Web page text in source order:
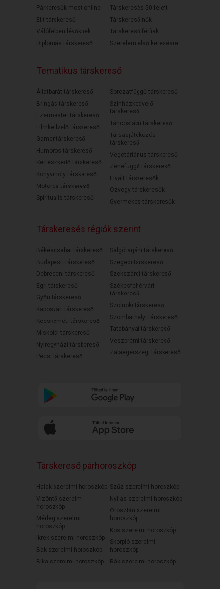
Párkeresők most online
Elit társkereső
Válófélben lévőknek
Diplomás társkereső
Társkeresés 50 felett
Társkereső nők
Társkereső férfiak
Szerelem első keresésre
Tematikus társkereső
Állatbarát társkereső
Bringás társkereső
Ezermester társkereső
Filmkedvelő társkereső
Gamer társkereső
Humoros társkereső
Kertészkedő társkereső
Könyvmoly társkereső
Motoros társkereső
Spirituális társkereső
Sorozatfüggő társkereső
Színházkedvelő
társkereső
Táncoslábú társkereső
Társasjátékozós
társkereső
Vegetáriánus társkereső
Zenefüggő társkereső
Elvált társkeresők
Özvegy társkeresők
Gyermekes társkeresők
Társkeresés régiók szerint
Békéscsabai társkereső
Budapesti társkereső
Debreceni társkereső
Egri társkereső
Győri társkereső
Kaposvári társkereső
Kecskeméti társkereső
Miskolci társkereső
Nyíregyházi társkereső
Pécsi társkereső
Salgótarjáni társkereső
Szegedi társkereső
Szekszárdi társkereső
Székesfehérvári
társkereső
Szolnoki társkereső
Szombathelyi társkereső
Tatabányai társkereső
Veszprémi társkereső
Zalaegerszegi társkereső
Társkereső párhoroszkóp
Halak szerelmi horoszkóp
Vízöntő szerelmi
horoszkóp
Mérleg szerelmi
horoszkóp
Ikrek szerelmi horoszkóp
Bak szerelmi horoszkóp
Bika szerelmi horoszkóp
Szűz szerelmi horoszkóp
Nyilas szerelmi horoszkóp
Oroszlán szerelmi
horoszkóp
Kos szerelmi horoszkóp
Skorpió szerelmi
horoszkóp
Rák szerelmi horoszkóp